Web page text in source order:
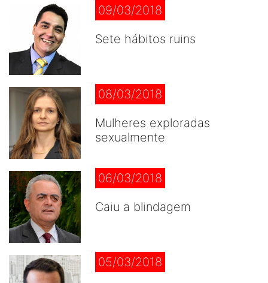
09/03/2018
Sete hábitos ruins
08/03/2018
Mulheres exploradas
sexualmente
06/03/2018
Caiu a blindagem
05/03/2018